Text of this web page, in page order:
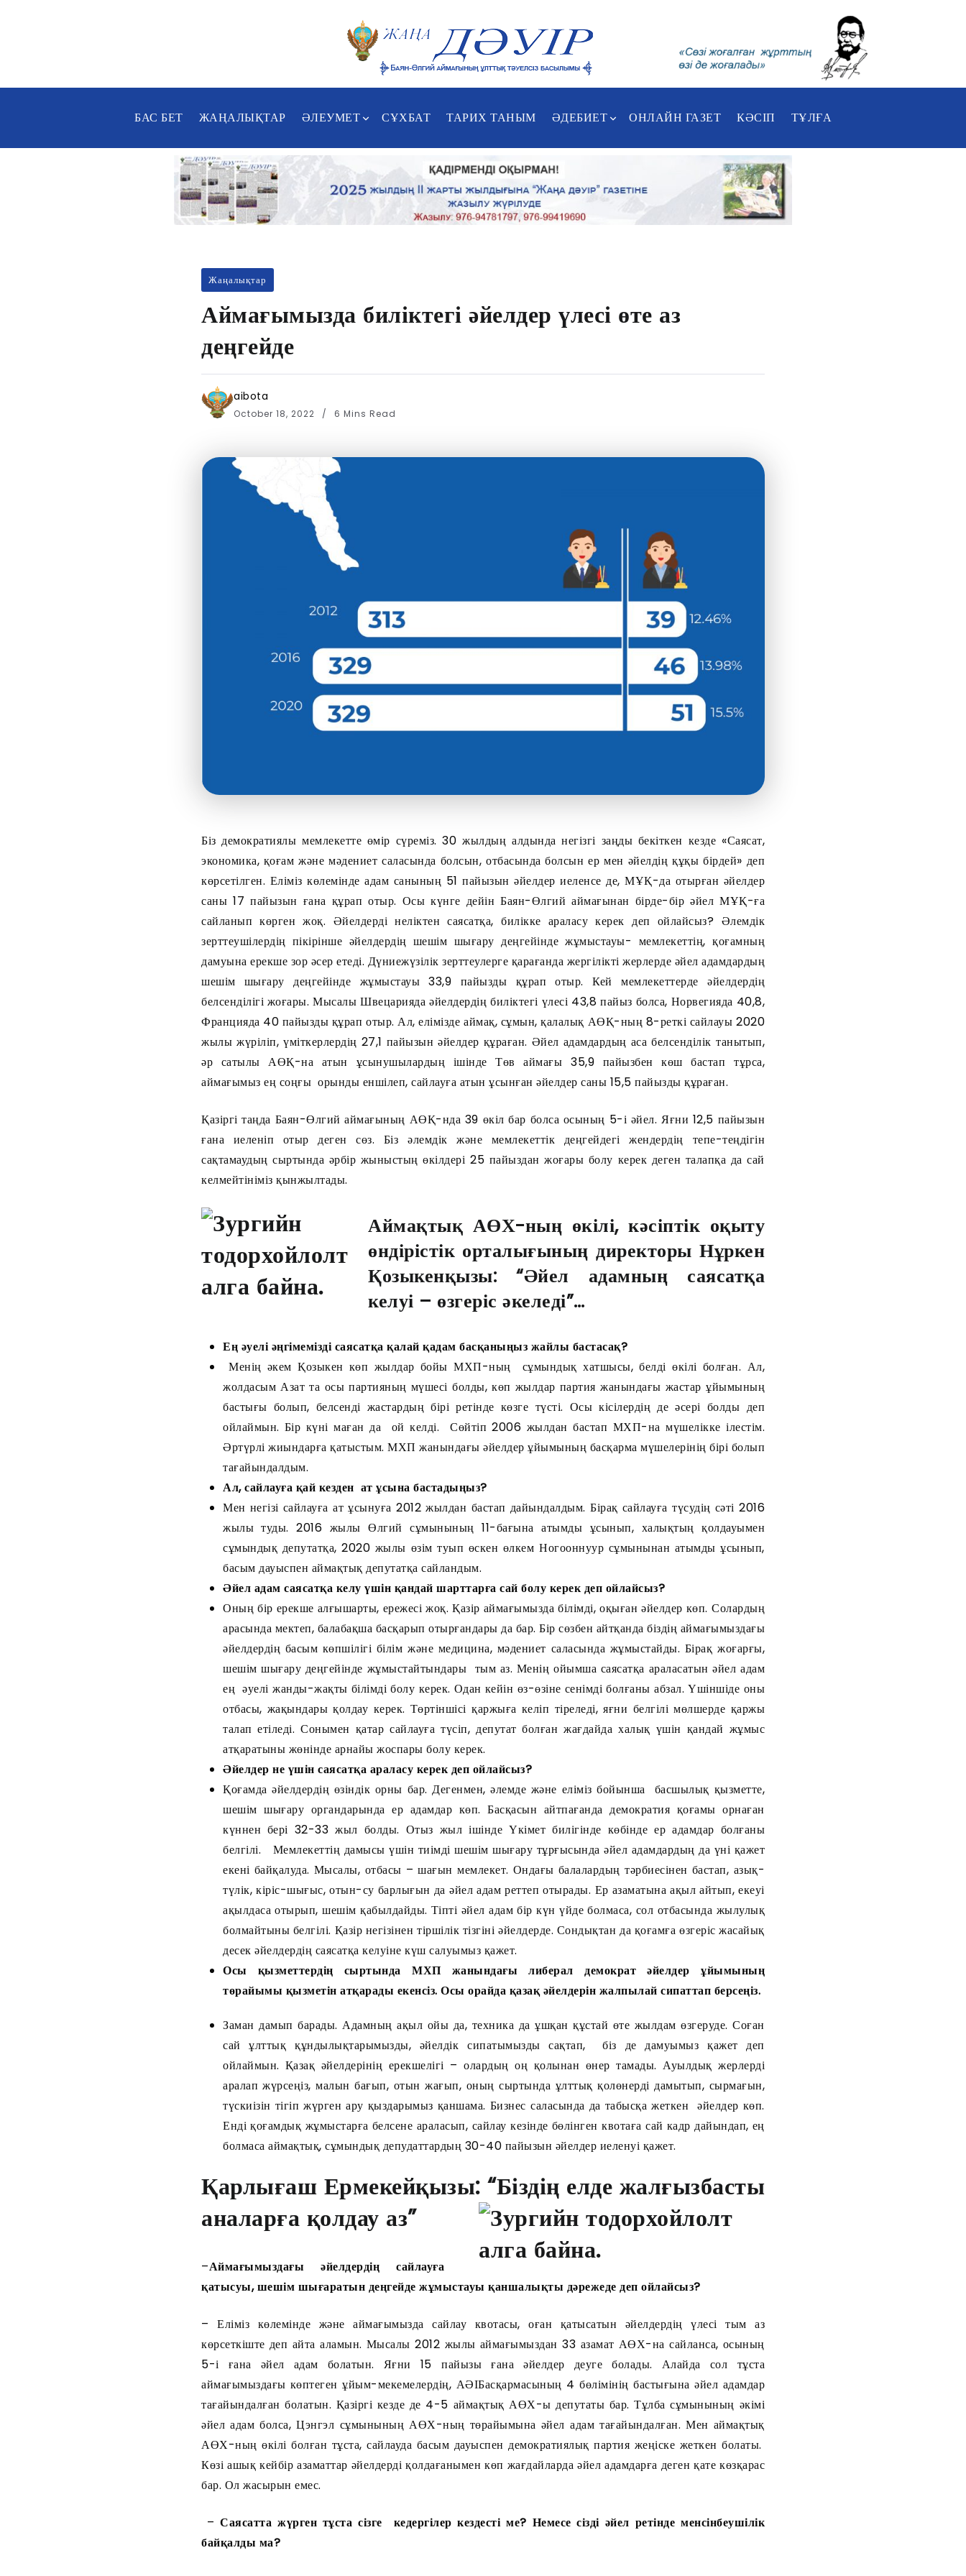
БАС БЕТ ЖАҢАЛЫҚТАР ӘЛЕУМЕТ СҰХБАТ ТАРИХ ТАНЫМ ӘДЕБИЕТ ОНЛАЙН ГАЗЕТ КӘСІП ТҰЛҒА
Жаңалықтар
Аймағымызда биліктегі әйелдер үлесі өте аз
деңгейде
aibota
October 18, 2022 6 Mins Read
Біз демократиялы мемлекетте өмір сүреміз. 30 жылдың алдында негізгі заңды бекіткен кезде «Саясат,
экономика, қоғам және мәдениет саласында болсын, отбасында болсын ер мен әйелдің құқы бірдей» деп
көрсетілген. Еліміз көлемінде адам санының 51 пайызын әйелдер иеленсе де, МҰҚ-да отырған әйелдер
саны 17 пайызын ғана құрап отыр. Осы күнге дейін Баян-Өлгий аймағынан бірде-бір әйел МҰҚ-ға
сайланып көрген жоқ. Әйелдерді неліктен саясатқа, билікке араласу керек деп ойлайсыз? Әлемдік
зерттеушілердің пікірінше әйелдердің шешім шығару деңгейінде жұмыстауы- мемлекеттің, қоғамның
дамуына ерекше зор әсер етеді. Дүниежүзілік зерттеулерге қарағанда жергілікті жерлерде әйел адамдардың
шешім шығару деңгейінде жұмыстауы 33,9 пайызды құрап отыр. Кей мемлекеттерде әйелдердің
белсенділігі жоғары. Мысалы Швецарияда әйелдердің биліктегі үлесі 43,8 пайыз болса, Норвегияда 40,8,
Францияда 40 пайызды құрап отыр. Ал, елімізде аймақ, сұмын, қалалық АӨҚ-ның 8-реткі сайлауы 2020
жылы жүріліп, үміткерлердің 27,1 пайызын әйелдер құраған. Әйел адамдардың аса белсенділік танытып,
әр сатылы АӨҚ-на атын ұсынушылардың ішінде Төв аймағы 35,9 пайызбен көш бастап тұрса,
аймағымыз ең соңғы орынды еншілеп, сайлауға атын ұсынған әйелдер саны 15,5 пайызды құраған.
Қазіргі таңда Баян-Өлгий аймағының АӨҚ-нда 39 өкіл бар болса осының 5-і әйел. Яғни 12,5 пайызын
ғана иеленіп отыр деген сөз. Біз әлемдік және мемлекеттік деңгейдегі жендердің тепе-теңдігін
сақтамаудың сыртында әрбір жыныстың өкілдері 25 пайыздан жоғары болу керек деген талапқа да сай
келмейтініміз қынжылтады.
Аймақтық АӨХ-ның өкілі, кәсіптік оқыту
өндірістік орталығының директоры Нұркен
Қозыкенқызы: “Әйел адамның саясатқа
келуі – өзгеріс әкеледі”…
Ең әуелі әңгімемізді саясатқа қалай қадам басқаныңыз жайлы бастасақ?
Менің әкем Қозыкен көп жылдар бойы МХП-ның сұмындық хатшысы, белді өкілі болған. Ал,
жолдасым Азат та осы партияның мүшесі болды, көп жылдар партия жанындағы жастар ұйымының
бастығы болып, белсенді жастардың бірі ретінде көзге түсті. Осы кісілердің де әсері болды деп
ойлаймын. Бір күні маған да ой келді. Сөйтіп 2006 жылдан бастап МХП-на мүшелікке ілестім.
Әртүрлі жиындарға қатыстым. МХП жанындағы әйелдер ұйымының басқарма мүшелерінің бірі болып
тағайындалдым.
Ал, сайлауға қай кезден ат ұсына бастадыңыз?
Мен негізі сайлауға ат ұсынуға 2012 жылдан бастап дайындалдым. Бірақ сайлауға түсудің сәті 2016
жылы туды. 2016 жылы Өлгий сұмынының 11-бағына атымды ұсынып, халықтың қолдауымен
сұмындық депутатқа, 2020 жылы өзім туып өскен өлкем Ногооннуур сұмынынан атымды ұсынып,
басым дауыспен аймақтық депутатқа сайландым.
Әйел адам саясатқа келу үшін қандай шарттарға сай болу керек деп ойлайсыз?
Оның бір ерекше алғышарты, ережесі жоқ. Қазір аймағымызда білімді, оқыған әйелдер көп. Солардың
арасында мектеп, балабақша басқарып отырғандары да бар. Бір сөзбен айтқанда біздің аймағымыздағы
әйелдердің басым көпшілігі білім және медицина, мәдениет саласында жұмыстайды. Бірақ жоғарғы,
шешім шығару деңгейінде жұмыстайтындары тым аз. Менің ойымша саясатқа араласатын әйел адам
ең әуелі жанды-жақты білімді болу керек. Одан кейін өз-өзіне сенімді болғаны абзал. Үшіншіде оны
отбасы, жақындары қолдау керек. Төртіншісі қаржыға келіп тіреледі, яғни белгілі мөлшерде қаржы
талап етіледі. Сонымен қатар сайлауға түсіп, депутат болған жағдайда халық үшін қандай жұмыс
атқаратыны жөнінде арнайы жоспары болу керек.
Әйелдер не үшін саясатқа араласу керек деп ойлайсыз?
Қоғамда әйелдердің өзіндік орны бар. Дегенмен, әлемде және еліміз бойынша басшылық қызметте,
шешім шығару органдарында ер адамдар көп. Басқасын айтпағанда демократия қоғамы орнаған
күннен бері 32-33 жыл болды. Отыз жыл ішінде Үкімет билігінде көбінде ер адамдар болғаны
белгілі. Мемлекеттің дамысы үшін тиімді шешім шығару тұрғысында әйел адамдардың да үні қажет
екені байқалуда. Мысалы, отбасы – шағын мемлекет. Ондағы балалардың тәрбиесінен бастап, азық-
түлік, кіріс-шығыс, отын-су барлығын да әйел адам реттеп отырады. Ер азаматына ақыл айтып, екеуі
ақылдаса отырып, шешім қабылдайды. Тіпті әйел адам бір күн үйде болмаса, сол отбасында жылулық
болмайтыны белгілі. Қазір негізінен тіршілік тізгіні әйелдерде. Сондықтан да қоғамға өзгеріс жасайық
десек әйелдердің саясатқа келуіне күш салуымыз қажет.
Осы қызметтердің сыртында МХП жанындағы либерал демократ әйелдер ұйымының
төрайымы қызметін атқарады екенсіз. Осы орайда қазақ әйелдерін жалпылай сипаттап берсеңіз.
Заман дамып барады. Адамның ақыл ойы да, техника да ұшқан құстай өте жылдам өзгеруде. Соған
сай ұлттық құндылықтарымызды, әйелдік сипатымызды сақтап, біз де дамуымыз қажет деп
ойлаймын. Қазақ әйелдерінің ерекшелігі – олардың оң қолынан өнер тамады. Ауылдық жерлерді
аралап жүрсеңіз, малын бағып, отын жағып, оның сыртында ұлттық қолөнерді дамытып, сырмағын,
түскиізін тігіп жүрген ару қыздарымыз қаншама. Бизнес саласында да табысқа жеткен әйелдер көп.
Енді қоғамдық жұмыстарға белсене араласып, сайлау кезінде бөлінген квотаға сай кадр дайындап, ең
болмаса аймақтық, сұмындық депудаттардың 30-40 пайызын әйелдер иеленуі қажет.
Қарлығаш Ермекейқызы: “Біздің елде жалғызбасты
аналарға қолдау аз”
–Аймағымыздағы әйелдердің сайлауға
қатысуы, шешім шығаратын деңгейде жұмыстауы қаншалықты дәрежеде деп ойлайсыз?
– Еліміз көлемінде және аймағымызда сайлау квотасы, оған қатысатын әйелдердің үлесі тым аз
көрсеткіште деп айта аламын. Мысалы 2012 жылы аймағымыздан 33 азамат АӨХ-на сайланса, осының
5-і ғана әйел адам болатын. Яғни 15 пайызы ғана әйелдер деуге болады. Алайда сол тұста
аймағымыздағы көптеген ұйым-мекемелердің, АӘІБасқармасының 4 бөлімінің бастығына әйел адамдар
тағайындалған болатын. Қазіргі кезде де 4-5 аймақтық АӨХ-ы депутаты бар. Тұлба сұмынының әкімі
әйел адам болса, Цэнгэл сұмынының АӨХ-ның төрайымына әйел адам тағайындалған. Мен аймақтық
АӨХ-ның өкілі болған тұста, сайлауда басым дауыспен демократиялық партия жеңіске жеткен болаты.
Көзі ашық кейбір азаматтар әйелдерді қолдағанымен көп жағдайларда әйел адамдарға деген қате көзқарас
бар. Ол жасырын емес.
– Саясатта жүрген тұста сізге кедергілер кездесті ме? Немесе сізді әйел ретінде менсінбеушілік
байқалды ма?